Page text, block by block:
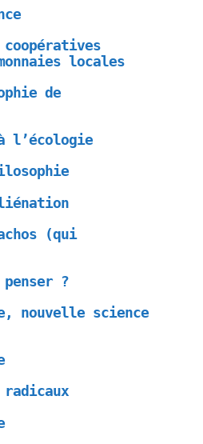
locales
de
à l’écologie
(qui
?
nouvelle science